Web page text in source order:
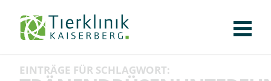
KLINIK
CHIRURGIE
AUGENHEILKUNDE
KARDIOLOGIE
BILDGEBUNG
INNERE MEDIZIN
WEITERE
Tierklinik
EINTRÄGE FÜR SCHLAGWORT: